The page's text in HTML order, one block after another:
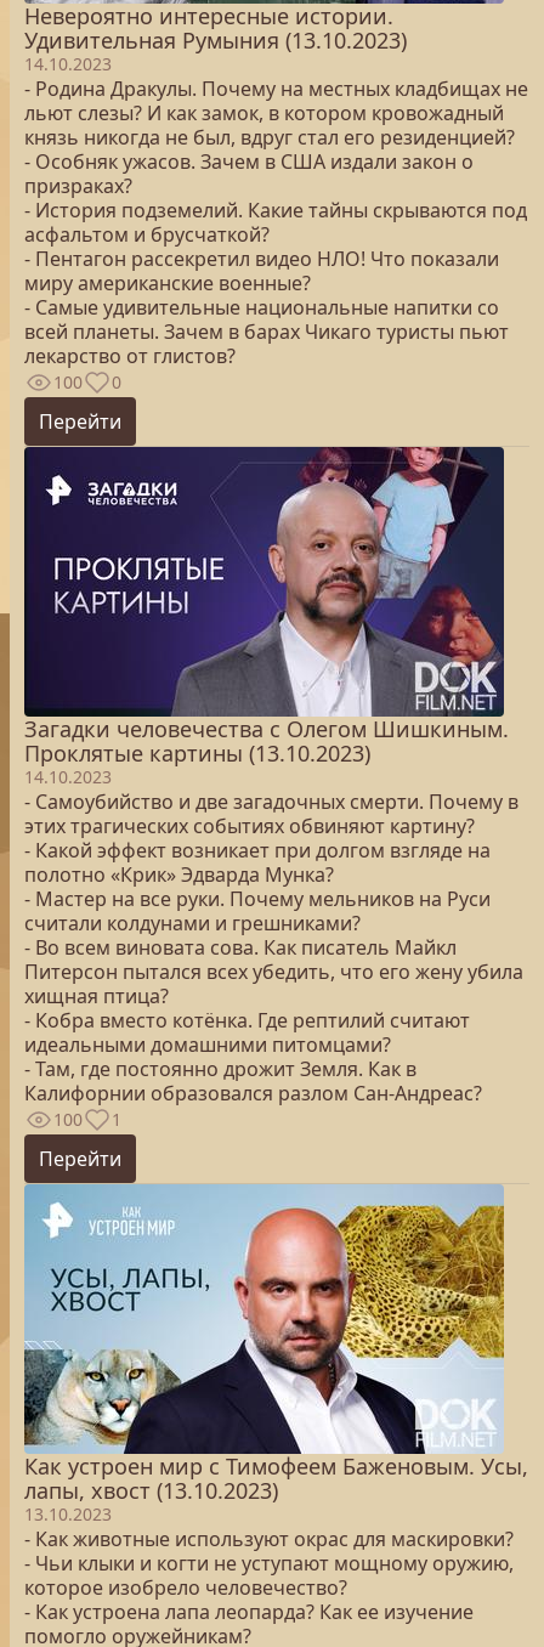
Невероятно интересные истории.
Удивительная Румыния (13.10.2023)
14.10.2023
- Родина Дракулы. Почему на местных кладбищах не
льют слезы? И как замок, в котором кровожадный
князь никогда не был, вдруг стал его резиденцией?
- Особняк ужасов. Зачем в США издали закон о
призраках?
- История подземелий. Какие тайны скрываются под
асфальтом и брусчаткой?
- Пентагон рассекретил видео НЛО! Что показали
миру американские военные?
- Самые удивительные национальные напитки со
всей планеты. Зачем в барах Чикаго туристы пьют
лекарство от глистов?
100 0
Перейти
Загадки человечества с Олегом Шишкиным.
Проклятые картины (13.10.2023)
14.10.2023
- Самоубийство и две загадочных смерти. Почему в
этих трагических событиях обвиняют картину?
- Какой эффект возникает при долгом взгляде на
полотно «Крик» Эдварда Мунка?
- Мастер на все руки. Почему мельников на Руси
считали колдунами и грешниками?
- Во всем виновата сова. Как писатель Майкл
Питерсон пытался всех убедить, что его жену убила
хищная птица?
- Кобра вместо котёнка. Где рептилий считают
идеальными домашними питомцами?
- Там, где постоянно дрожит Земля. Как в
Калифорнии образовался разлом Сан-Андреас?
100 1
Перейти
Как устроен мир с Тимофеем Баженовым. Усы,
лапы, хвост (13.10.2023)
13.10.2023
- Как животные используют окрас для маскировки?
- Чьи клыки и когти не уступают мощному оружию,
которое изобрело человечество?
- Как устроена лапа леопарда? Как ее изучение
помогло оружейникам?